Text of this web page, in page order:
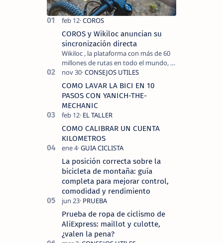
COROS y Wikiloc anuncian su
sincronización directa
Wikiloc , la plataforma con más de 60
millones de rutas en todo el mundo, y
COROS , marca de dispositivos GPS
reconocida mundialmente por su
tecnolo…
COMO LAVAR LA BICI EN 10
PASOS CON YANICH-THE-
MECHANIC
COMO CALIBRAR UN CUENTA
KILOMETROS
La posición correcta sobre la
bicicleta de montaña: guía
completa para mejorar control,
comodidad y rendimiento
Prueba de ropa de ciclismo de
AliExpress: maillot y culotte,
¿valen la pena?